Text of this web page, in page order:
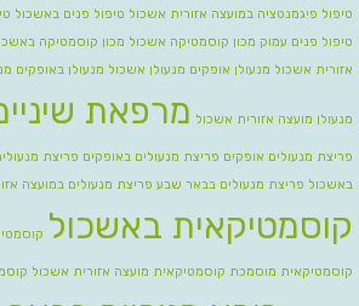
טיפול פיגמנטציה במועצה אזורית אשכול טיפול פנים באשכול
טיפול פנים עמוק מכון קוסמטיקה אשכול מכון קוסמטיקה
אזורית אשכול מנעולן אופקים מנעולן אשכול מנעולן באופקים
מנעולן מועצה אזורית אשכול מרפאת
פריצת מנעולים אופקים פריצת מנעולים באופקים פריצת
באשכול פריצת מנעולים בבאר שבע פריצת מנעולים במועצה
קוסמטיקאית באשכול
קוסמטיקאית מוסמכת קוסמטיקאית מועצה אזורית אשכול